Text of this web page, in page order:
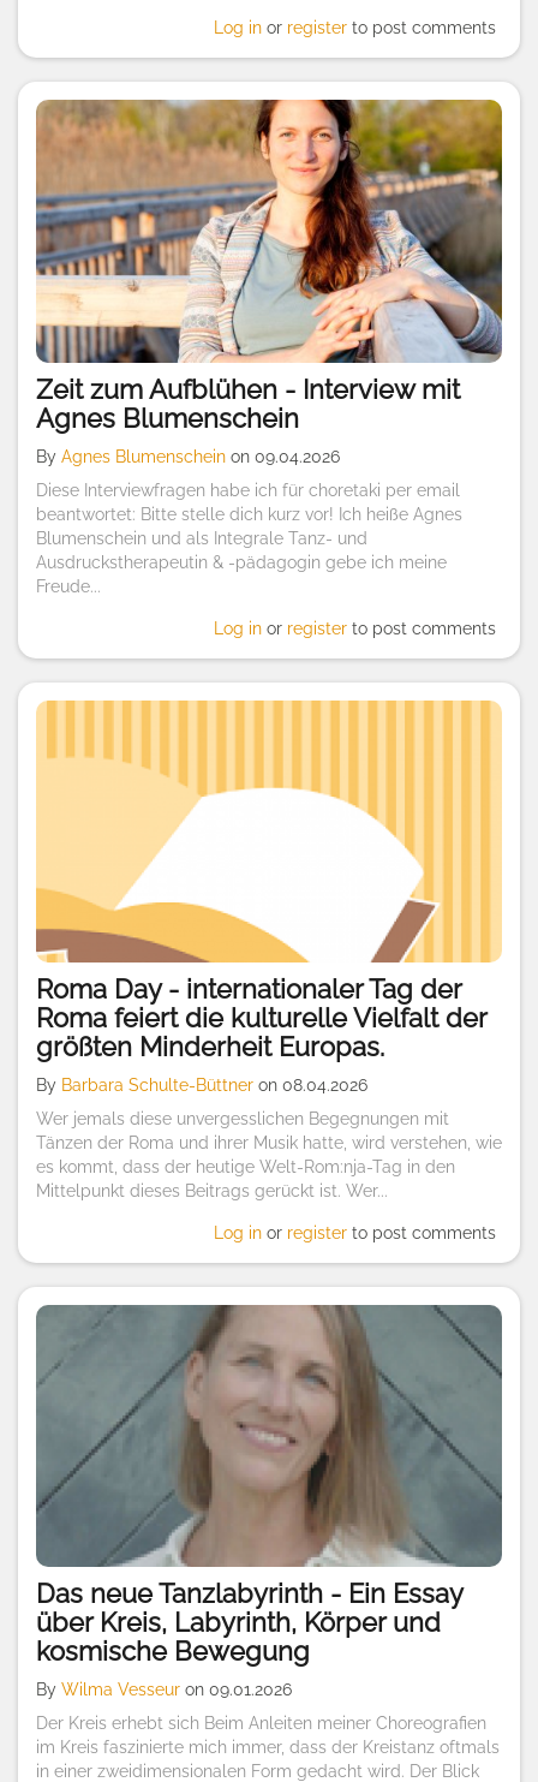
Log in or register to post comments
Zeit zum Aufblühen - Interview mit
Agnes Blumenschein
By Agnes Blumenschein on 09.04.2026
Diese Interviewfragen habe ich für choretaki per email
beantwortet: Bitte stelle dich kurz vor! Ich heiße Agnes
Blumenschein und als Integrale Tanz- und
Ausdruckstherapeutin & -pädagogin gebe ich meine
Freude...
Log in or register to post comments
Roma Day - internationaler Tag der
Roma feiert die kulturelle Vielfalt der
größten Minderheit Europas.
By Barbara Schulte-Büttner on 08.04.2026
Wer jemals diese unvergesslichen Begegnungen mit
Tänzen der Roma und ihrer Musik hatte, wird verstehen, wie
es kommt, dass der heutige Welt-Rom:nja-Tag in den
Mittelpunkt dieses Beitrags gerückt ist. Wer...
Log in or register to post comments
Das neue Tanzlabyrinth - Ein Essay
über Kreis, Labyrinth, Körper und
kosmische Bewegung
By Wilma Vesseur on 09.01.2026
Der Kreis erhebt sich Beim Anleiten meiner Choreografien
im Kreis faszinierte mich immer, dass der Kreistanz oftmals
in einer zweidimensionalen Form gedacht wird. Der Blick